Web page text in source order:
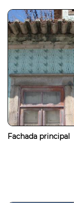
Fachada principal